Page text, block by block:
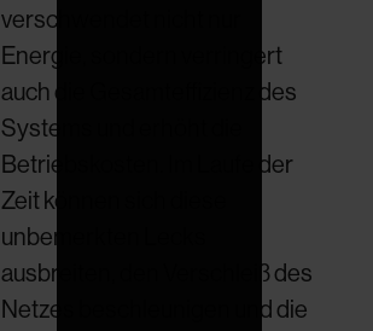
verschwendet nicht nur
Energie, sondern verringert
auch die Gesamteffizienz des
Systems und erhöht die
Betriebskosten. Im Laufe der
Zeit können sich diese
unbemerkten Lecks
ausbreiten, den Verschleiß des
Netzes beschleunigen und die